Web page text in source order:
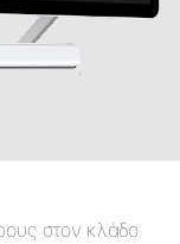
στον κλάδο